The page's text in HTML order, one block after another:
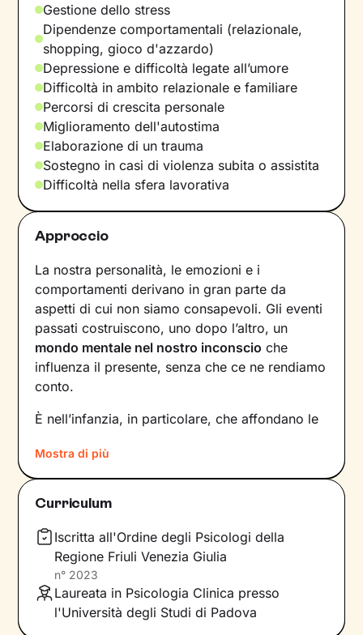
Gestione dello stress
Dipendenze comportamentali (relazionale,
shopping, gioco d'azzardo)
Depressione e difficoltà legate all’umore
Difficoltà in ambito relazionale e familiare
Percorsi di crescita personale
Miglioramento dell'autostima
Elaborazione di un trauma
Sostegno in casi di violenza subita o assistita
Difficoltà nella sfera lavorativa
Approccio
La nostra personalità, le emozioni e i
comportamenti derivano in gran parte da
aspetti di cui non siamo consapevoli. Gli eventi
passati costruiscono, uno dopo l’altro, un
mondo mentale nel nostro inconscio che
influenza il presente, senza che ce ne rendiamo
conto.
È nell’infanzia, in particolare, che affondano le
e agire: leesperienze vissute in famiglia
infatti, vengono apprese, memorizzate e
riproposte nelle relazioni successive.
che in età adulta si attivano in maniera
automatica - è la chiave per innescare il
cambiamento.
Conoscere noi stessi significaportare alla luce
ciò che per tanto tempo è rimasto dietro le
Mostra di più
Curriculum
Iscritta all'Ordine degli Psicologi della
Regione Friuli Venezia Giulia
n° 2023
Laureata in Psicologia Clinica presso
l'Università degli Studi di Padova